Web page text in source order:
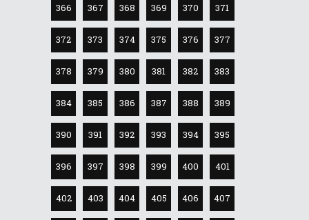
366 367 368 369 370 371
372 373 374 375 376 377
378 379 380 381 382 383
384 385 386 387 388 389
390 391 392 393 394 395
396 397 398 399 400 401
402 403 404 405 406 407